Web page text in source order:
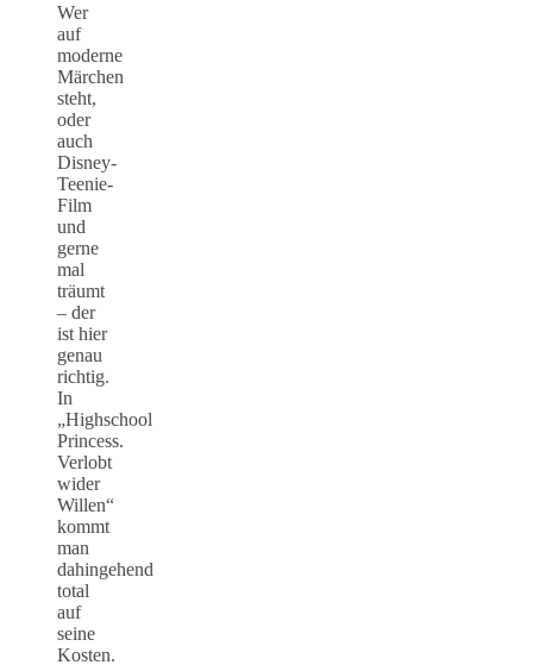
Wer
auf
moderne
Märchen
steht,
oder
auch
Disney-
Teenie-
Film
und
gerne
mal
träumt
– der
ist hier
genau
richtig.
In
„Highschool
Princess.
Verlobt
wider
Willen“
kommt
man
dahingehend
total
auf
seine
Kosten.